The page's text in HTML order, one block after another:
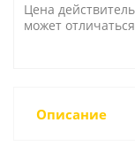
Цена
может
Описание